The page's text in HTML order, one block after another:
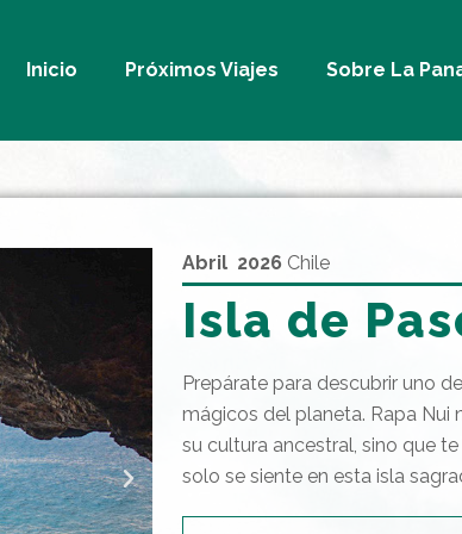
Inicio Próximos Viajes Sobre La
Abril 2026 Chile
Isla de
Prepárate para descubrir uno
mágicos del planeta. Rapa Nui
su cultura ancestral, sino que
solo se siente en esta isla